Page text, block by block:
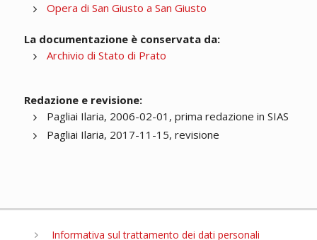
Opera di San Giusto a San Giusto
La documentazione è conservata da:
Archivio di Stato di Prato
Redazione e revisione:
Pagliai Ilaria, 2006-02-01, prima redazione in SIAS
Pagliai Ilaria, 2017-11-15, revisione
Informativa sul trattamento dei dati personali